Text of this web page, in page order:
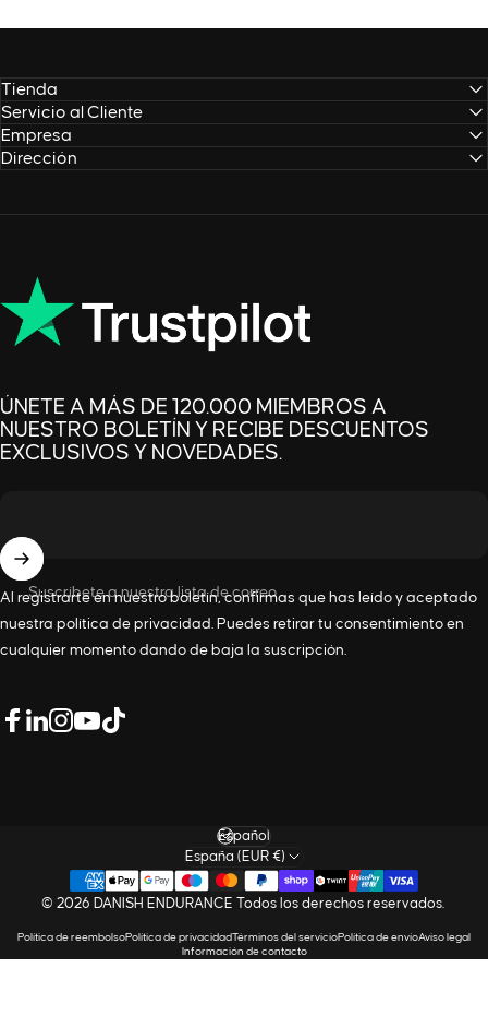
Tienda
Servicio al Cliente
Empresa
Dirección
ÚNETE A MÁS DE 120.000 MIEMBROS A
NUESTRO BOLETÍN Y RECIBE DESCUENTOS
EXCLUSIVOS Y NOVEDADES.
Suscríbete a nuestra lista de correo
Al registrarte en nuestro boletín, confirmas que has leído y aceptado
nuestra política de privacidad
. Puedes retirar tu consentimiento en
cualquier momento dando de baja la suscripción.
© 2026 DANISH ENDURANCE Todos los derechos reservados.
Política de reembolsoPolítica de privacidadTérminos del servicioPolítica de envíoAviso legal
Información de contacto
Idioma
España (EUR €)